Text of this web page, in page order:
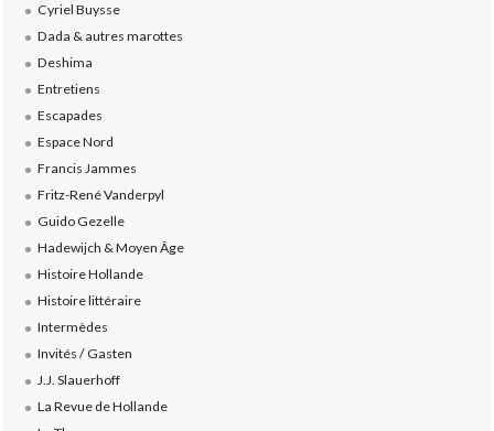
Cyriel Buysse
Dada & autres marottes
Deshima
Entretiens
Escapades
Espace Nord
Francis Jammes
Fritz-René Vanderpyl
Guido Gezelle
Hadewijch & Moyen Âge
Histoire Hollande
Histoire littéraire
Intermèdes
Invités / Gasten
J.J. Slauerhoff
La Revue de Hollande